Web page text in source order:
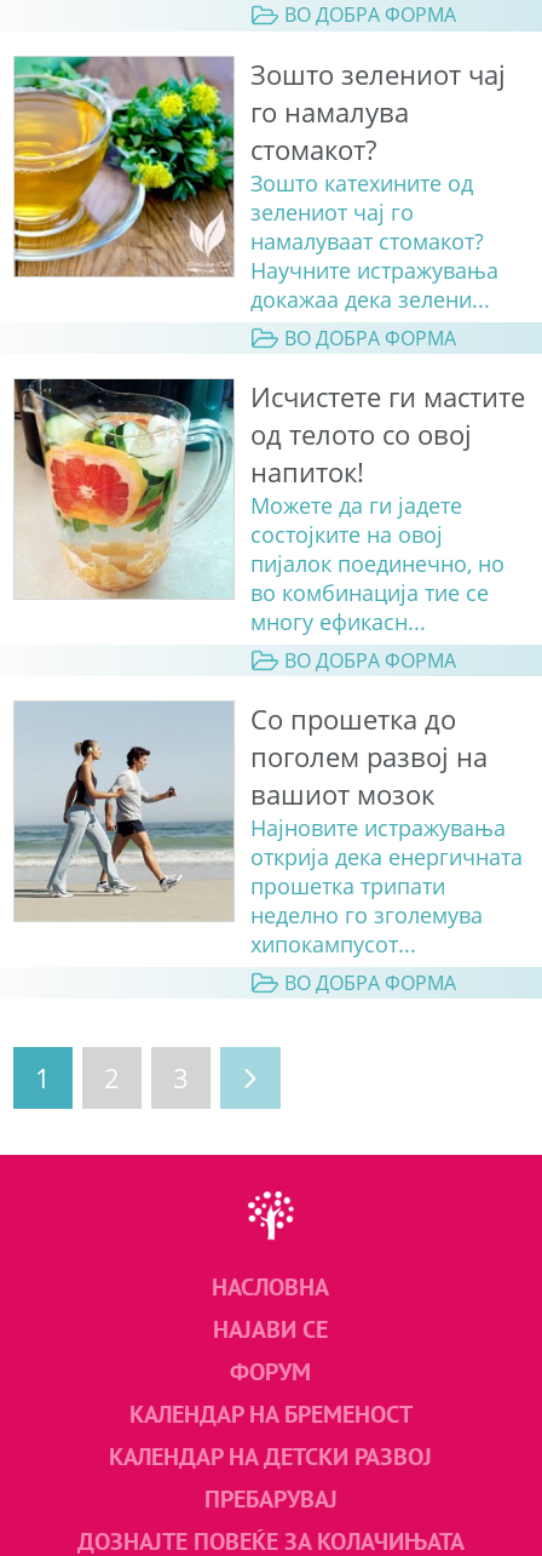
ВО ДОБРА ФОРМА
Зошто зелениот чај
го намалува
стомакот?
Зошто катехините од
зелениот чај го
намалуваат стомакот?
Научните истражувања
докажаа дека зелени...
ВО ДОБРА ФОРМА
Исчистете ги мастите
од телото со овој
напиток!
Можете да ги јадете
состојките на овој
пијалок поединечно, но
во комбинација тие се
многу ефикасн...
ВО ДОБРА ФОРМА
Со прошетка до
поголем развој на
вашиот мозок
Најновите истражувања
открија дека енергичната
прошетка трипати
неделно го зголемува
хипокампусот...
ВО ДОБРА ФОРМА
1 2 3
НАСЛОВНА
НАЈАВИ СЕ
ФОРУМ
КАЛЕНДАР НА БРЕМЕНОСТ
КАЛЕНДАР НА ДЕТСКИ РАЗВОЈ
ПРЕБАРУВАЈ
ДОЗНАЈТЕ ПОВЕЌЕ ЗА КОЛАЧИЊАТА